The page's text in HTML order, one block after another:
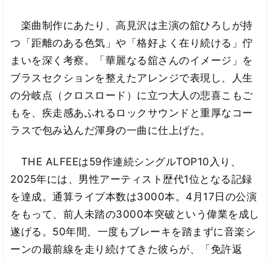
楽曲制作にあたり、高見沢は主演の舘ひろしが持
つ「距離のある色気」や「格好よく在り続ける」佇
まいを深く考察。「華麗なる舘さんのイメージ」を
ブラスセクションを整えたアレンジで表現し、人生
の分岐点（クロスロード）に立つ大人の悲喜こもご
もを、疾走感あふれるロックサウンドと重厚なコー
ラスで包み込んだ渾身の一曲に仕上げた。
THE ALFEEは59作連続シングルTOP10入り、
2025年には、男性アーティスト歴代1位となる記録
を達成。通算ライブ本数は3000本。4月17日の公演
をもって、前人未踏の3000本突破という偉業を成し
遂げる。50年間、一度もブレーキを踏まずに音楽シ
ーンの最前線を走り続けてきた彼らが、「免許返